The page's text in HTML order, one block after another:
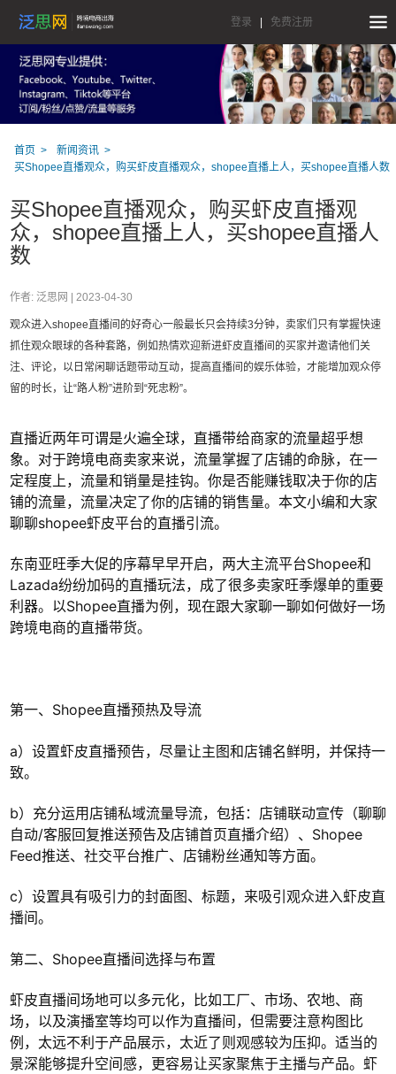
登录 免费注册
首页
新闻资讯
买Shopee直播观众，购买虾皮直播观众，shopee直播上人，买shopee直播人数
买Shopee直播观众，购买虾皮直播观
众，shopee直播上人，买shopee直播人
数
作者: 泛思网 | 2023-04-30
观众进入shopee直播间的好奇心一般最长只会持续3分钟，卖家们只有掌握快速
抓住观众眼球的各种套路，例如热情欢迎新进虾皮直播间的买家并邀请他们关
注、评论，以日常闲聊话题带动互动，提高直播间的娱乐体验，才能增加观众停
留的时长，让“路人粉”进阶到“死忠粉”。
直播近两年可谓是火遍全球，直播带给商家的流量超乎想
象。对于跨境电商卖家来说，流量掌握了店铺的命脉，在一
定程度上，流量和销量是挂钩。你是否能赚钱取决于你的店
铺的流量，流量决定了你的店铺的销售量。本文小编和大家
聊聊shopee虾皮平台的直播引流。
东南亚旺季大促的序幕早早开启，两大主流平台Shopee和
Lazada纷纷加码的直播玩法，成了很多卖家旺季爆单的重要
利器。以Shopee直播为例，现在跟大家聊一聊如何做好一场
跨境电商的直播带货。
第一、Shopee直播预热及导流
a）设置虾皮直播预告，尽量让主图和店铺名鲜明，并保持一
致。
b）充分运用店铺私域流量导流，包括：店铺联动宣传（聊聊
自动/客服回复推送预告及店铺首页直播介绍）、Shopee
Feed推送、社交平台推广、店铺粉丝通知等方面。
c）设置具有吸引力的封面图、标题，来吸引观众进入虾皮直
播间。
第二、Shopee直播间选择与布置
虾皮直播间场地可以多元化，比如工厂、市场、农地、商
场，以及演播室等均可以作为直播间，但需要注意构图比
例，太远不利于产品展示，太近了则观感较为压抑。适当的
景深能够提升空间感，更容易让买家聚焦于主播与产品。虾